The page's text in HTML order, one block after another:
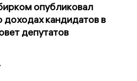
опубликовал
доходах кандидатов в
депутатов